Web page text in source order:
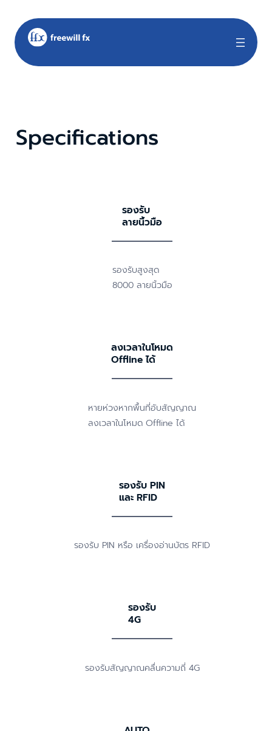
Specifications
รองรับ
ลายนิ้วมือ
รองรับสูงสุด
8000 ลายนิ้วมือ
ลงเวลาในโหมด
Offline ได้
หายห่วงหากพื้นที่อับสัญญาณ
ลงเวลาในโหมด Offline ได้
รองรับ PIN
และ RFID
รองรับ PIN หรือ เครื่องอ่านบัตร RFID
รองรับ
4G
รองรับสัญญาณคลื่นความถี่ 4G